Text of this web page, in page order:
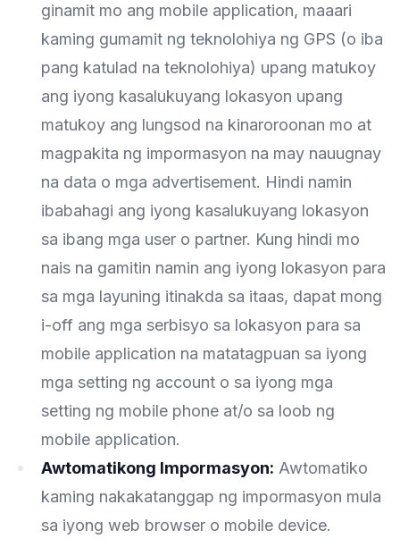
ginamit mo ang mobile application, maaari
kaming gumamit ng teknolohiya ng GPS (o iba
pang katulad na teknolohiya) upang matukoy
ang iyong kasalukuyang lokasyon upang
matukoy ang lungsod na kinaroroonan mo at
magpakita ng impormasyon na may nauugnay
na data o mga advertisement. Hindi namin
ibabahagi ang iyong kasalukuyang lokasyon
sa ibang mga user o partner. Kung hindi mo
nais na gamitin namin ang iyong lokasyon para
sa mga layuning itinakda sa itaas, dapat mong
i-off ang mga serbisyo sa lokasyon para sa
mobile application na matatagpuan sa iyong
mga setting ng account o sa iyong mga
setting ng mobile phone at/o sa loob ng
mobile application.
Awtomatikong Impormasyon: Awtomatiko
kaming nakakatanggap ng impormasyon mula
sa iyong web browser o mobile device.